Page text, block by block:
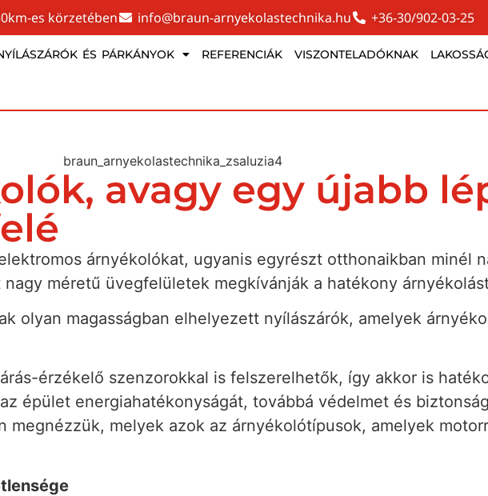
es körzetében info@braun-arnyekolastechnika.hu +36-30/902-03-25
ÉS PÁRKÁNYOK REFERENCIÁK VISZONTELADÓKNAK
avagy egy újabb
árnyékolókat, ugyanis egyrészt otthonaikban minél
méretű üvegfelületek megkívánják a hatékony
olyan magasságban elhelyezett nyílászárók, amelyek
érzékelő szenzorokkal is felszerelhetők, így akkor is
épület energiahatékonyságát, továbbá védelmet és
melyek azok az árnyékolótípusok, amelyek